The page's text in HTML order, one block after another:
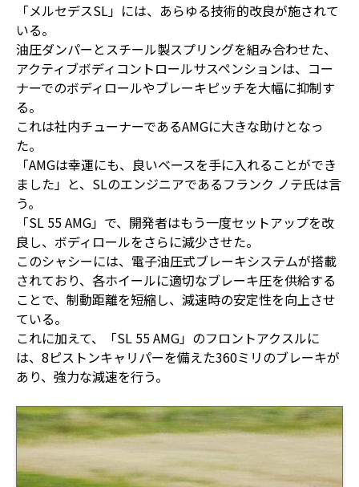
「メルセデスSL」には、あらゆる技術的改良が施されて
いる。
油圧ダンパーとスチール製スプリングを組み合わせた、
アクティブボディコントロールサスペンションは、コー
ナーでのボディロールやブレーキピッチを大幅に抑制す
る。
これは社内チューナーであるAMGに大きな助けとなっ
た。
「AMGは幸運にも、良いベースを手に入れることができ
ました」と、SLのエンジニアであるフランク ノテ氏は言
う。
「SL 55 AMG」で、開発者はもう一度セットアップを改
良し、ボディロールをさらに減少させた。
このシャシーには、電子油圧式ブレーキシステムが搭載
されており、各ホイールに適切なブレーキ圧を供給する
ことで、制動距離を短縮し、減速時の安定性を向上させ
ている。
これに加えて、「SL 55 AMG」のフロントアクスルに
は、8ピストンキャリパーを備えた360ミリのブレーキが
あり、強力な減速を行う。